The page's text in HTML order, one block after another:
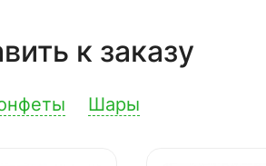
к заказу
Шары